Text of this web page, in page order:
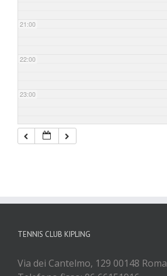
21:00
22:00
23:00
TENNIS CLUB KIPLING
Via dei Cantelmo, 129 00148 Roma